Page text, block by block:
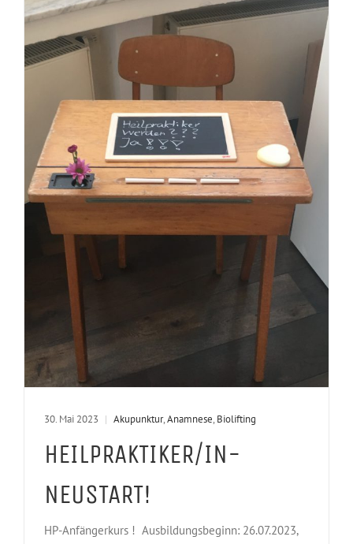
30. Mai 2023 | Akupunktur,Anamnese, Biolifting
HEILPRAKTIKER/IN-
NEUSTART!
HP-Anfängerkurs ! Ausbildungsbeginn: 26.07.2023,